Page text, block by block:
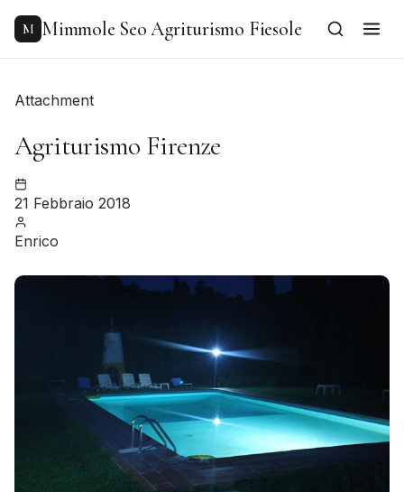
content
M Mimmole Seo Agriturismo Fiesole
Attachment
Agriturismo Firenze
21 Febbraio 2018
Enrico